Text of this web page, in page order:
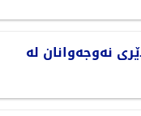
نەوجەوانان لە